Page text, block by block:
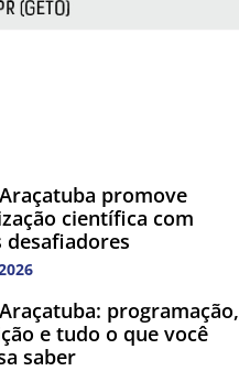
promove
científica com
desafiadores
programação,
e tudo o que você
saber